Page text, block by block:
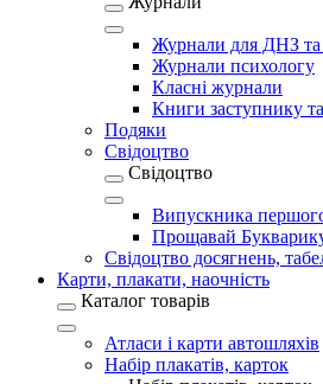
Журнали для ДНЗ та
Журнали психологу
Класні журнали
Книги заступнику
Подяки
Свідоцтво
Свідоцтво
Випускника
Прощавай
Свідоцтво досягнень,
Карти, плакати, наочність
Каталог товарів
Атласи і карти автошляхів
Набір плакатів, карток